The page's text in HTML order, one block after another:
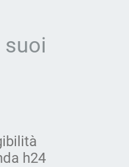
suoi
h24